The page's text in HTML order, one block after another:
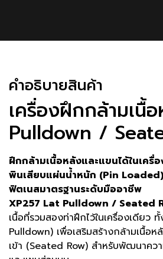
คําอธิบายสินค้า
เครื่องฝึกกล้ามเนื้
Pulldown /
ฝึกกล้ามเนื้อหลังและแขนได้ในเครื่
พินเสียบแผ่นน้ำหนัก (Pin Loaded)
ฟิตเนสมาตรฐานระดับมืออาชีพ
XP257 Lat Pulldown / Seated
เนื้อที่รวมสองท่าฝึกไว้ในเครื่องเดียว
Pulldown) เพื่อเสริมสร้างกล้ามเนื้อ
เข้า (Seated Row) สำหรับพัฒนาคว